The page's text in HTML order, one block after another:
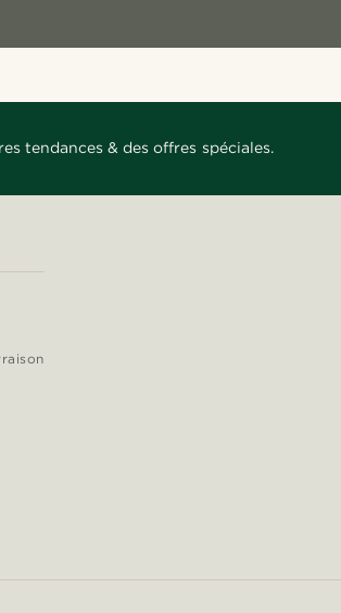
tendances & des offres spéciales.